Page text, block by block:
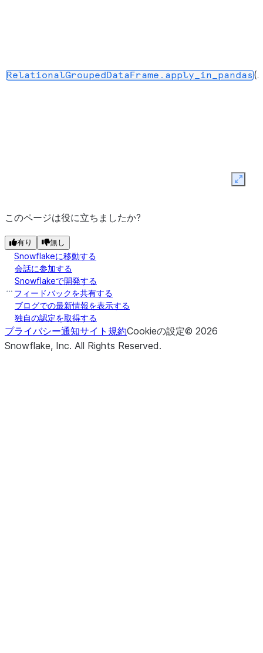
RelationalGroupedDataFrame.apply_in_pandas
このページは役に立ちましたか?
有り 無し
Snowflakeに移動する
会話に参加する
Snowflakeで開発する
フィードバックを共有する
ブログでの最新情報を表示する
独自の認定を取得する
プライバシー通知サイト規約Cookieの設定© 2026
Snowflake, Inc. All Rights Reserved.